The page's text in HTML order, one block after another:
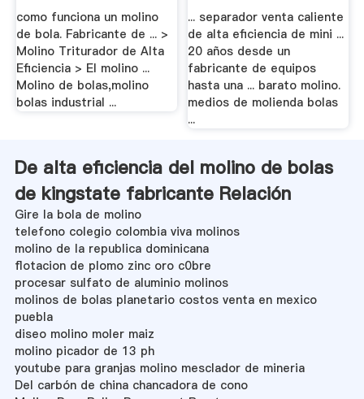
como funciona un molino
de bola. Fabricante de ... >
Molino Triturador de Alta
Eficiencia > El molino ...
Molino de bolas,molino
bolas industrial ...
... separador venta caliente
de alta eficiencia de mini ...
20 años desde un
fabricante de equipos
hasta una ... barato molino.
medios de molienda bolas
...
De alta eficiencia del molino de bolas
de kingstate fabricante Relación
Gire la bola de molino
telefono colegio colombia viva molinos
molino de la republica dominicana
flotacion de plomo zinc oro c0bre
procesar sulfato de aluminio molinos
molinos de bolas planetario costos venta en mexico
puebla
diseo molino moler maiz
molino picador de 13 ph
youtube para granjas molino mesclador de mineria
Del carbón de china chancadora de cono